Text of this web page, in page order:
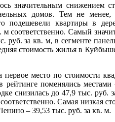
значительным
домов. Тем не
подешевели квартиры в
м соответственно. Самый
руб. за кв. м, в сегменте
стоимость жилья в
место по стоимости
поменялись
снизилась до 47,9 тыс.
Самая низкая
– 39,53 тыс. руб. за кв. м.